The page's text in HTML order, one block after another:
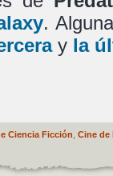
.
y la
Ciencia Ficción Cine de